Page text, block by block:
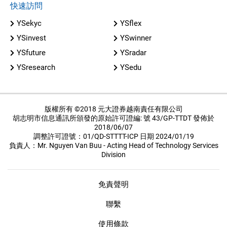
快速訪問
YSekyc
YSflex
YSinvest
YSwinner
YSfuture
YSradar
YSresearch
YSedu
版權所有 ©2018 元大證券越南責任有限公司
胡志明市信息通訊所頒發的原始許可證編: 號 43/GP-TTDT 發佈於
2018/06/07
調整許可證號：01/QD-STTTT-ICP 日期 2024/01/19
負責人：Mr. Nguyen Van Buu - Acting Head of Technology Services
Division
免責聲明
聯繫
使用條款